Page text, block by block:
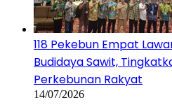
118 Pekebun Empat
Budidaya Sawit,
Perkebunan Rakyat
14/07/2026